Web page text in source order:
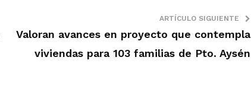
ARTÍCULO SIGUIENTE
Valoran avances en proyecto que contempla
viviendas para 103 familias de Pto. Aysén